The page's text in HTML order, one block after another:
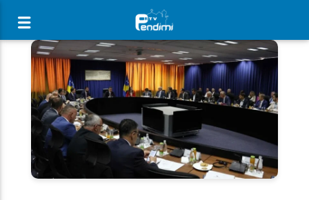
[There are no radio stations in the database]